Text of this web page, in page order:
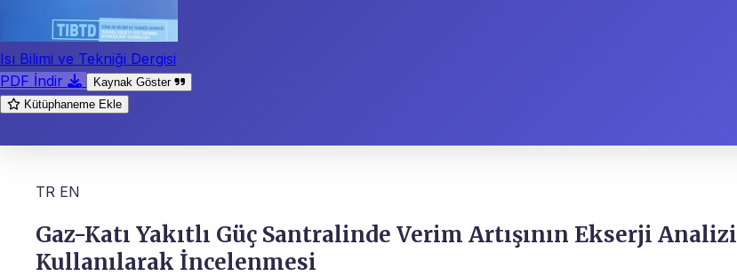
Isı Bilimi ve Tekniği Dergisi
PDF İndir
Kaynak Göster
Kütüphaneme Ekle
TR EN
Gaz-Katı Yakıtlı Güç Santralinde Verim Artışının Ekserji Analizi
Kullanılarak İncelenmesi